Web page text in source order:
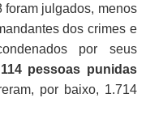
foram julgados, menos
dos crimes e
por seus
pessoas punidas
por baixo, 1.714